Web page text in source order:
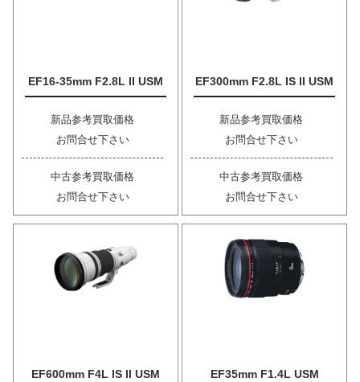
EF16-35mm F2.8L II USM
新品参考買取価格
お問合せ下さい
中古参考買取価格
お問合せ下さい
EF300mm F2.8L IS II USM
新品参考買取価格
お問合せ下さい
中古参考買取価格
お問合せ下さい
EF600mm F4L IS II USM EF35mm F1.4L USM